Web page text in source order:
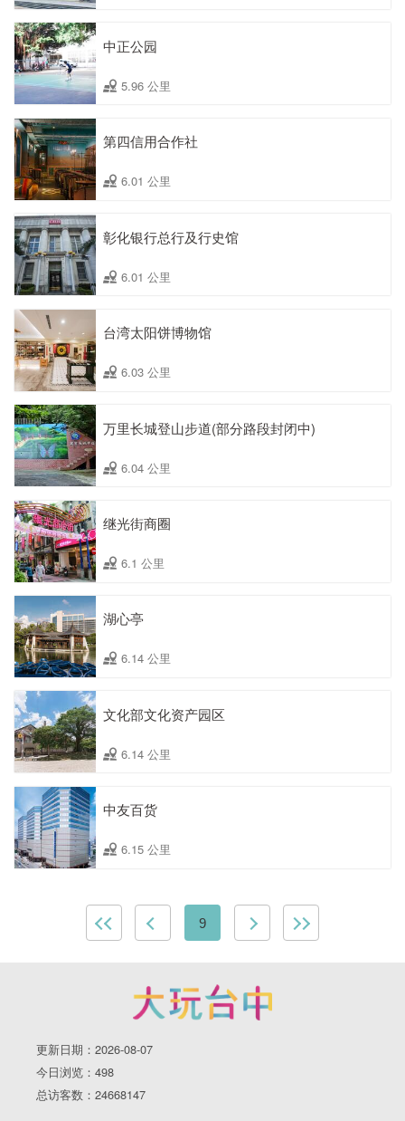
中正公园
5.96 公里
第四信用合作社
6.01 公里
彰化银行总行及行史馆
6.01 公里
台湾太阳饼博物馆
6.03 公里
万里长城登山步道(部分路段封闭中)
6.04 公里
继光街商圈
6.1 公里
湖心亭
6.14 公里
文化部文化资产园区
6.14 公里
中友百货
6.15 公里
9
更新日期：2026-08-07
今日浏览：498
总访客数：24668147